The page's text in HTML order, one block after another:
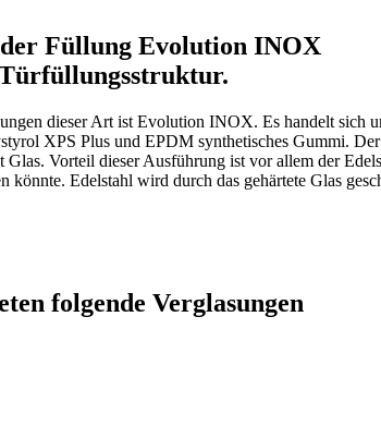
Füllung Evolution INOX
dieser Art ist Evolution INOX. Es handelt sich
XPS Plus und EPDM synthetisches Gummi.
Vorteil dieser Ausführung ist vor allem der
Edelstahl wird durch das gehärtete Glas
folgende Verglasungen